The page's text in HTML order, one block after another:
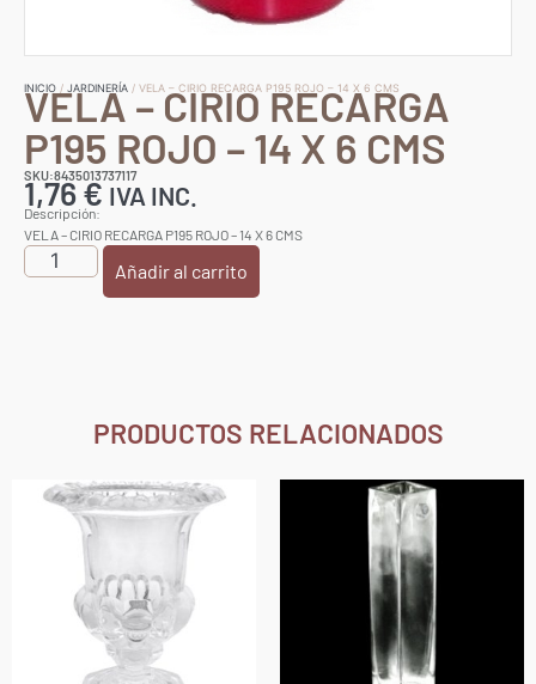
INICIO / JARDINERÍA / VELA – CIRIO RECARGA P195 ROJO – 14 X 6 CMS
VELA – CIRIO RECARGA
P195 ROJO – 14 X 6 CMS
SKU:8435013737117
1,76€ IVA INC.
Descripción:
VELA – CIRIO RECARGA P195 ROJO – 14 X 6 CMS
Añadir al carrito
PRODUCTOS RELACIONADOS